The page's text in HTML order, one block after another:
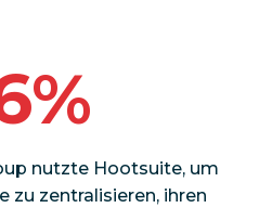
nutzte Hootsuite, um
zu zentralisieren, ihren